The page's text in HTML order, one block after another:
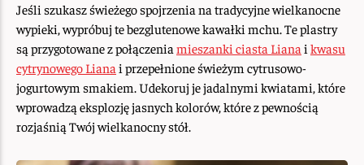
Jeśli szukasz świeżego spojrzenia na tradycyjne wielkanocne
wypieki, wypróbuj te bezglutenowe kawałki mchu. Te plastry
są przygotowane z połączenia mieszanki ciasta Liana i kwasu
cytrynowego Liana i przepełnione świeżym cytrusowo-
jogurtowym smakiem. Udekoruj je jadalnymi kwiatami, które
wprowadzą eksplozję jasnych kolorów, które z pewnością
rozjaśnią Twój wielkanocny stół.